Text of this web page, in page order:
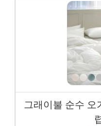
그래이불 순수 오